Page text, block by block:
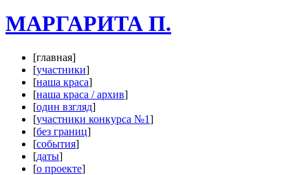
МАРГАРИТА П.
[главная]
[участники]
[наша краса]
[наша краса / архив]
[один взгляд]
[участники конкурса №1]
[без границ]
[события]
[даты]
[о проекте]